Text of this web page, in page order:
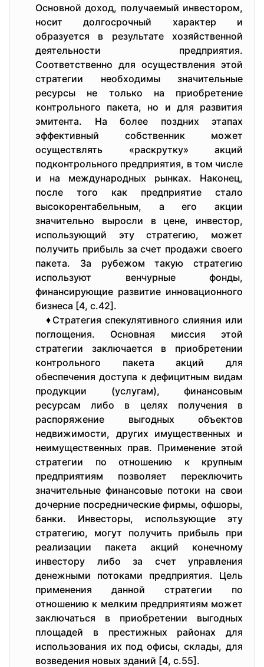
Основной доход, получаемый инвестором,
носит долгосрочный характер и
образуется в результате хозяйственной
деятельности предприятия.
Соответственно для осуществления этой
стратегии необходимы значительные
ресурсы не только на приобретение
контрольного пакета, но и для развития
эмитента. На более поздних этапах
эффективный собственник может
осуществлять «раскрутку» акций
подконтрольного предприятия, в том числе
и на международных рынках. Наконец,
после того как предприятие стало
высокорентабельным, а его акции
значительно выросли в цене, инвестор,
использующий эту стратегию, может
получить прибыль за счет продажи своего
пакета. За рубежом такую стратегию
используют венчурные фонды,
финансирующие развитие инновационного
бизнеса [4, с.42].
♦Стратегия спекулятивного слияния или
поглощения. Основная миссия этой
стратегии заключается в приобретении
контрольного пакета акций для
обеспечения доступа к дефицитным видам
продукции (услугам), финансовым
ресурсам либо в целях получения в
распоряжение выгодных объектов
недвижимости, других имущественных и
неимущественных прав. Применение этой
стратегии по отношению к крупным
предприятиям позволяет переключить
значительные финансовые потоки на свои
дочерние посреднические фирмы, офшоры,
банки. Инвесторы, использующие эту
стратегию, могут получить прибыль при
реализации пакета акций конечному
инвестору либо за счет управления
денежными потоками предприятия. Цель
применения данной стратегии по
отношению к мелким предприятиям может
заключаться в приобретении выгодных
площадей в престижных районах для
использования их под офисы, склады, для
возведения новых зданий [4, с.55].